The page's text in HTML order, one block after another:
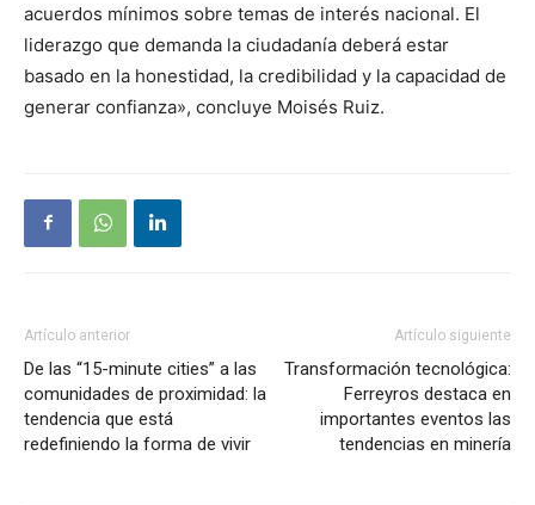
acuerdos mínimos sobre temas de interés nacional. El
liderazgo que demanda la ciudadanía deberá estar
basado en la honestidad, la credibilidad y la capacidad de
generar confianza», concluye Moisés Ruiz.
Artículo anterior
De las “15-minute cities” a las
comunidades de proximidad: la
tendencia que está
redefiniendo la forma de vivir
Artículo siguiente
Transformación tecnológica:
Ferreyros destaca en
importantes eventos las
tendencias en minería